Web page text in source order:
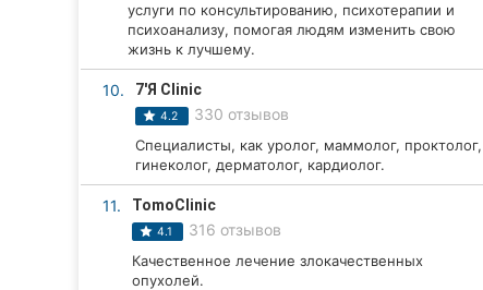
Черкассы
Ивано-Франковск
услуги по консультированию, психотерапии и
психоанализу, помогая людям изменить свою
жизнь к лучшему.
10. 7'Я Clinic
4.2 330 отзывов
Специалисты, как уролог, маммолог, проктолог,
гинеколог, дерматолог, кардиолог.
11. TomoClinic
4.1 316 отзывов
Качественное лечение злокачественных
опухолей.